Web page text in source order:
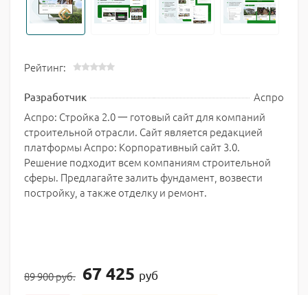
Рейтинг:
Разработчик
Аспро
Аспро: Стройка 2.0 一 готовый сайт для компаний
строительной отрасли. Сайт является редакцией
платформы Аспро: Корпоративный сайт 3.0.
Решение подходит всем компаниям строительной
сферы. Предлагайте залить фундамент, возвести
постройку, а также отделку и ремонт.
89 900 руб. 67 425 руб